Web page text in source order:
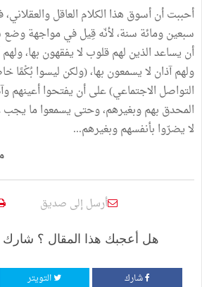
أحببت أن أسوق هذا الكلام العاقل
سبعين ومائة سنة، لأنّه قِيل في مواجهة
أن يساعد الذين لهم قلوب لا يفقهون بها،
ولهم آذان لا يسمعون بها، (ولكن ليسوا
التواصل الاجتماعي) على أن يفتحوا أعينهم
المحدق بهم وبغيرهم، وحتى يسمعوا ما يجب
لا يضرّوا بأنفسهم وبغيرهم...
أرسل إلى صديق
هل أعجبك هذا المقال ؟
شارك التويتر